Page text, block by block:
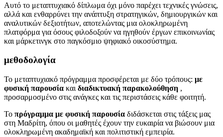
Αυτό το μεταπτυχιακό δίπλωμα όχι μόνο παρέχει τεχνικές γνώσεις,
αλλά και ενθαρρύνει την ανάπτυξη στρατηγικών, δημιουργικών και
αναλυτικών δεξιοτήτων, αποτελώντας μια ολοκληρωμένη
πλατφόρμα για όσους φιλοδοξούν να ηγηθούν έργων επικοινωνίας
και μάρκετινγκ στο παγκόσμιο ψηφιακό οικοσύστημα.
μεθοδολογία
Το μεταπτυχιακό πρόγραμμα προσφέρεται με δύο τρόπους: με
φυσική παρουσία και διαδικτυακή παρακολούθηση ,
προσαρμοσμένο στις ανάγκες και τις περιστάσεις κάθε φοιτητή.
Το πρόγραμμα με φυσική παρουσία διδάσκεται στις τάξεις μας
στη Μαδρίτη, όπου οι μαθητές έχουν την ευκαιρία να βιώσουν μια
ολοκληρωμένη ακαδημαϊκή και πολιτιστική εμπειρία.